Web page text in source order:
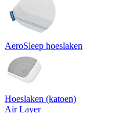
AeroSleep hoeslaken
Hoeslaken (katoen)
Air Layer